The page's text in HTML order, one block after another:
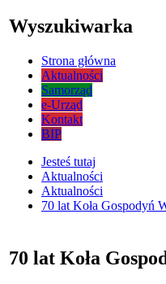
Wyszukiwarka
Strona główna
Aktualności
Samorząd
e-Urząd
Kontakt
BIP
Jesteś tutaj
Aktualności
Aktualności
70 lat Koła Gospodyń
70 lat Koła